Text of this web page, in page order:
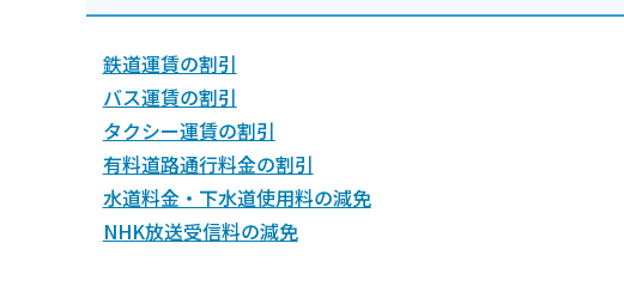
鉄道運賃の割引
バス運賃の割引
タクシー運賃の割引
有料道路通行料金の割引
水道料金・下水道使用料の減免
NHK放送受信料の減免